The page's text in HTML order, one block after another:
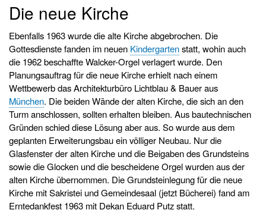
Die neue Kirche
Ebenfalls 1963 wurde die alte Kirche abgebrochen. Die
Gottesdienste fanden im neuen Kindergartenstatt, wohin auch
die 1962 beschaffte Walcker-Orgel verlagert wurde. Den
Planungsauftrag für die neue Kirche erhielt nach einem
Wettbewerb das Architekturbüro Lichtblau & Bauer aus
München. Die beiden Wände der alten Kirche, die sich an den
Turm anschlossen, sollten erhalten bleiben. Aus bautechnischen
Gründen schied diese Lösung aber aus. So wurde aus dem
geplanten Erweiterungsbau ein völliger Neubau. Nur die
Glasfenster der alten Kirche und die Beigaben des Grundsteins
sowie die Glocken und die bescheidene Orgel wurden aus der
alten Kirche übernommen. Die Grundsteinlegung für die neue
Kirche mit Sakristei und Gemeindesaal (jetzt Bücherei) fand am
Erntedankfest 1963 mit Dekan Eduard Putz statt.